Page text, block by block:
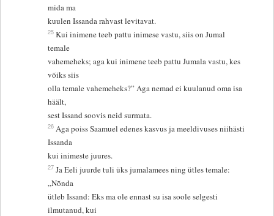
mida ma
kuulen Issanda rahvast levitavat.
25 Kui inimene teeb pattu inimese vastu, siis on Jumal
temale
vahemeheks; aga kui inimene teeb pattu Jumala vastu, kes
võiks siis
olla temale vahemeheks?” Aga nemad ei kuulanud oma isa
häält,
sest Issand soovis neid surmata.
26 Aga poiss Saamuel edenes kasvus ja meeldivuses niihästi
Issanda
kui inimeste juures.
27 Ja Eeli juurde tuli üks jumalamees ning ütles temale:
„Nõnda
ütleb Issand: Eks ma ole ennast su isa soole selgesti
ilmutanud, kui